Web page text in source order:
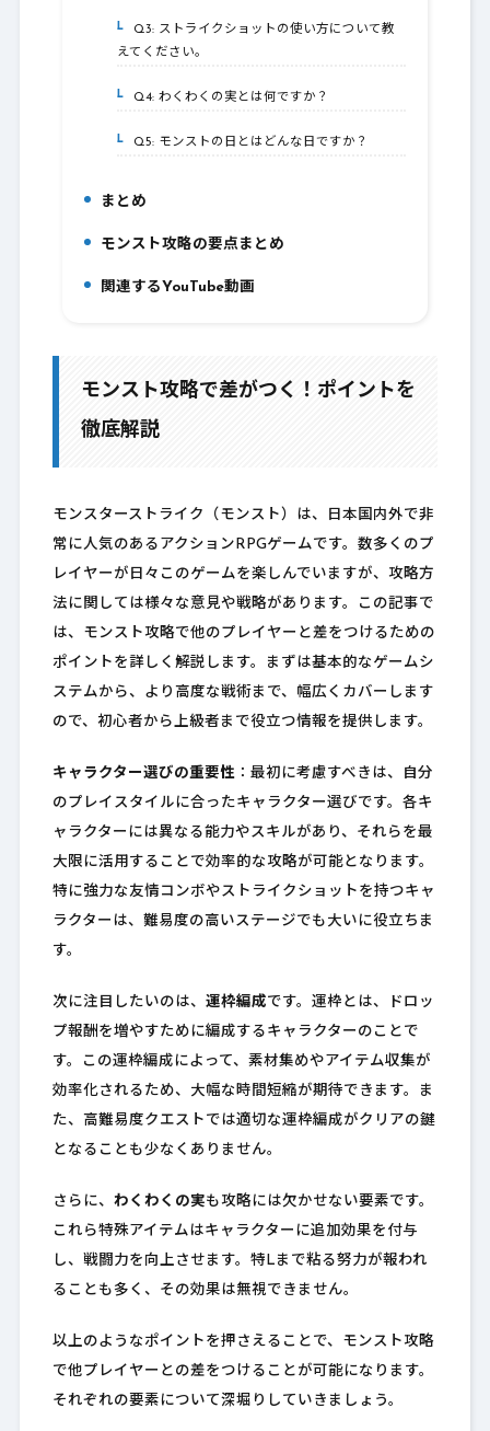
3-3.Q3: ストライクショットの使い方について教
えてください。
3-4.Q4: わくわくの実とは何ですか？
3-5.Q5: モンストの日とはどんな日ですか？
まとめ
モンスト攻略の要点まとめ
6.関連するYouTube動画
モンスト攻略で差がつく！ポイントを
徹底解説
モンスターストライク（モンスト）は、日本国内外で非
常に人気のあるアクションRPGゲームです。数多くのプ
レイヤーが日々このゲームを楽しんでいますが、攻略方
法に関しては様々な意見や戦略があります。この記事で
は、モンスト攻略で他のプレイヤーと差をつけるための
ポイントを詳しく解説します。まずは基本的なゲームシ
ステムから、より高度な戦術まで、幅広くカバーします
ので、初心者から上級者まで役立つ情報を提供します。
キャラクター選びの重要性：最初に考慮すべきは、自分
のプレイスタイルに合ったキャラクター選びです。各キ
ャラクターには異なる能力やスキルがあり、それらを最
大限に活用することで効率的な攻略が可能となります。
特に強力な友情コンボやストライクショットを持つキャ
ラクターは、難易度の高いステージでも大いに役立ちま
す。
次に注目したいのは、 運枠編成です。運枠とは、ドロッ
プ報酬を増やすために編成するキャラクターのことで
す。この運枠編成によって、素材集めやアイテム収集が
効率化されるため、大幅な時間短縮が期待できます。ま
た、高難易度クエストでは適切な運枠編成がクリアの鍵
となることも少なくありません。
さらに、 わくわくの実も攻略には欠かせない要素です。
これら特殊アイテムはキャラクターに追加効果を付与
し、戦闘力を向上させます。特Lまで粘る努力が報われ
ることも多く、その効果は無視できません。
以上のようなポイントを押さえることで、モンスト攻略
で他プレイヤーとの差をつけることが可能になります。
それぞれの要素について深堀りしていきましょう。